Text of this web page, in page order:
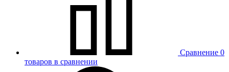
Сравнение 0
товаров в сравнении